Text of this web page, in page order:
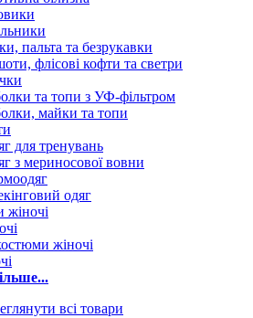
пальта та безрукавки
флісові кофти та светри
та топи з УФ-фільтром
майки та топи
для тренувань
з мериносової вовни
одяг
жіночі
жіночі